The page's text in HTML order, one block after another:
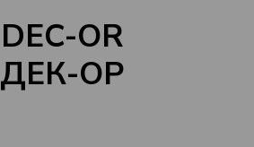
DEC-OR
ДЕК-ОР